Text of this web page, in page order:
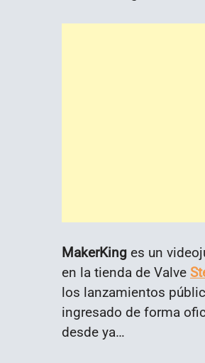
MakerKing es un
en la tienda de Valve
los lanzamientos
ingresado de forma
desde ya…